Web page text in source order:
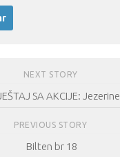
NEXT STORY
SA AKCIJE: Jezerine
PREVIOUS STORY
Bilten br 18